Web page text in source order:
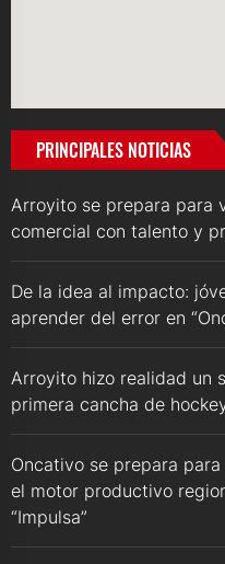
PRINCIPALES NOTICIAS
Arroyito se prepara para
comercial con talento y
De la idea al impacto:
aprender del error en
Arroyito hizo realidad un
primera cancha de
Oncativo se prepara
el motor productivo
“Impulsa”